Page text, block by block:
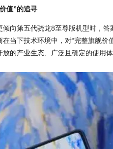
值”的追寻
倾向第五代骁龙8至尊版机型时，
在当下技术环境中，对“完整旗舰
的产业生态、广泛且确定的使用